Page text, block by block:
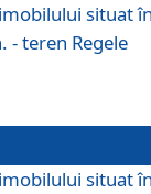
situat
- teren Regele
situat